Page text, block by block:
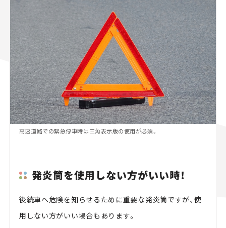
高速道路での緊急停車時は三角表示版の使用が必須。
発炎筒を使用しない方がいい時！
後続車へ危険を知らせるために重要な発炎筒ですが、使
用しない方がいい場合もあります。